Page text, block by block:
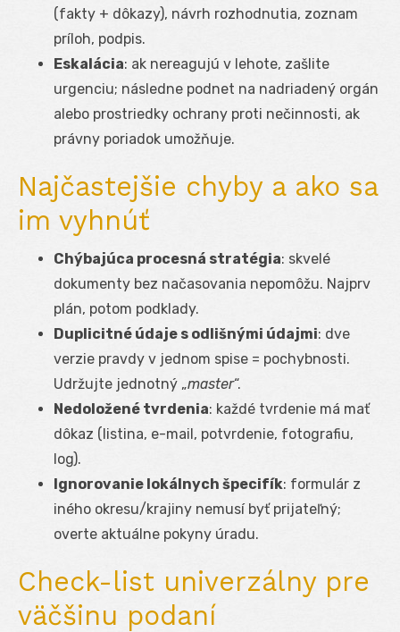
(fakty + dôkazy), návrh rozhodnutia, zoznam
príloh, podpis.
Eskalácia: ak nereagujú v lehote, zašlite
urgenciu; následne podnet na nadriadený orgán
alebo prostriedky ochrany proti nečinnosti, ak
právny poriadok umožňuje.
Najčastejšie chyby a ako sa
im vyhnúť
Chýbajúca procesná stratégia: skvelé
dokumenty bez načasovania nepomôžu. Najprv
plán, potom podklady.
Duplicitné údaje s odlišnými údajmi: dve
verzie pravdy v jednom spise = pochybnosti.
Udržujte jednotný „master“.
Nedoložené tvrdenia: každé tvrdenie má mať
dôkaz (listina, e-mail, potvrdenie, fotografiu,
log).
Ignorovanie lokálnych špecifík: formulár z
iného okresu/krajiny nemusí byť prijateľný;
overte aktuálne pokyny úradu.
Check-list univerzálny pre
väčšinu podaní